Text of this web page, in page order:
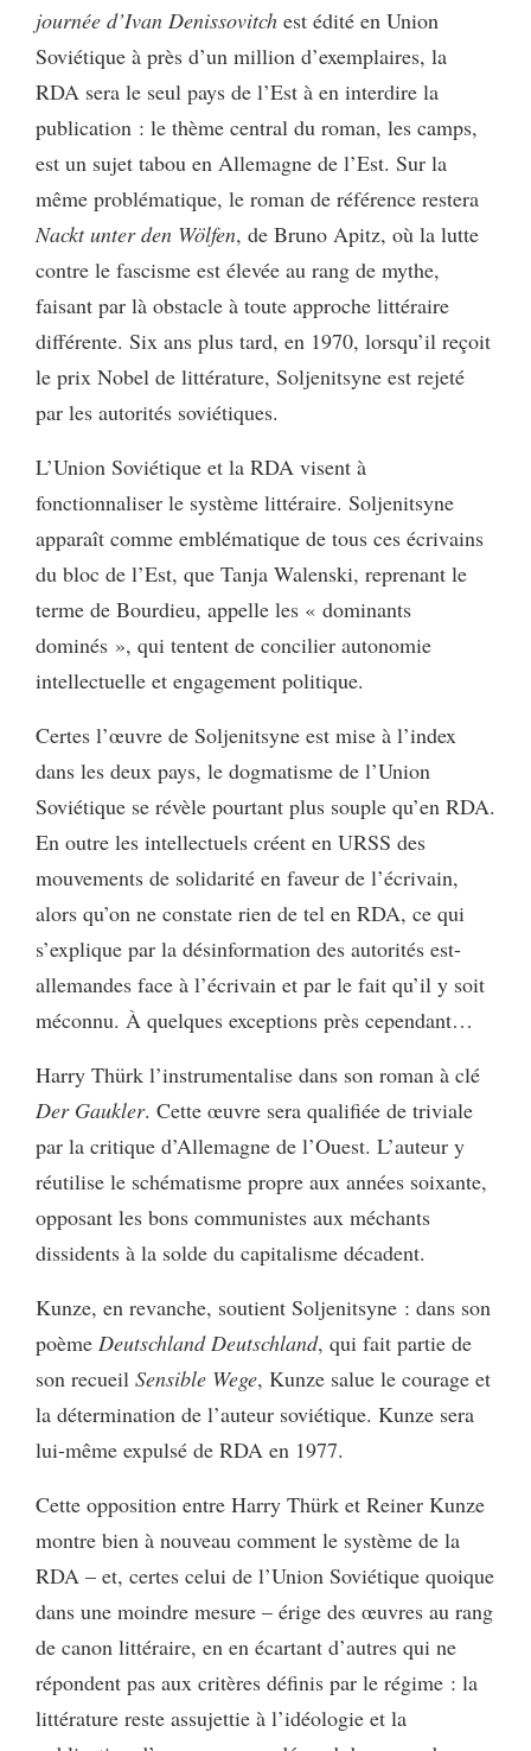
journée d’Ivan Denissovitch est édité en Union
Soviétique à près d’un million d’exemplaires, la
RDA sera le seul pays de l’Est à en interdire la
publication : le thème central du roman, les camps,
est un sujet tabou en Allemagne de l’Est. Sur la
même problématique, le roman de référence restera
Nackt unter den Wölfen, de Bruno Apitz, où la lutte
contre le fascisme est élevée au rang de mythe,
faisant par là obstacle à toute approche littéraire
différente. Six ans plus tard, en 1970, lorsqu’il reçoit
le prix Nobel de littérature, Soljenitsyne est rejeté
par les autorités soviétiques.
L’Union Soviétique et la RDA visent à
fonctionnaliser le système littéraire. Soljenitsyne
apparaît comme emblématique de tous ces écrivains
du bloc de l’Est, que Tanja Walenski, reprenant le
terme de Bourdieu, appelle les « dominants
dominés », qui tentent de concilier autonomie
intellectuelle et engagement politique.
Certes l’œuvre de Soljenitsyne est mise à l’index
dans les deux pays, le dogmatisme de l’Union
Soviétique se révèle pourtant plus souple qu’en RDA.
En outre les intellectuels créent en URSS des
mouvements de solidarité en faveur de l’écrivain,
alors qu’on ne constate rien de tel en RDA, ce qui
s’explique par la désinformation des autorités est-
allemandes face à l’écrivain et par le fait qu’il y soit
méconnu. À quelques exceptions près cependant…
Harry Thürk l’instrumentalise dans son roman à clé
Der Gaukler. Cette œuvre sera qualifiée de triviale
par la critique d’Allemagne de l’Ouest. L’auteur y
réutilise le schématisme propre aux années soixante,
opposant les bons communistes aux méchants
dissidents à la solde du capitalisme décadent.
Kunze, en revanche, soutient Soljenitsyne : dans son
poème Deutschland Deutschland, qui fait partie de
son recueil Sensible Wege, Kunze salue le courage et
la détermination de l’auteur soviétique. Kunze sera
lui-même expulsé de RDA en 1977.
Cette opposition entre Harry Thürk et Reiner Kunze
montre bien à nouveau comment le système de la
RDA – et, certes celui de l’Union Soviétique quoique
dans une moindre mesure – érige des œuvres au rang
de canon littéraire, en en écartant d’autres qui ne
répondent pas aux critères définis par le régime : la
littérature reste assujettie à l’idéologie et la